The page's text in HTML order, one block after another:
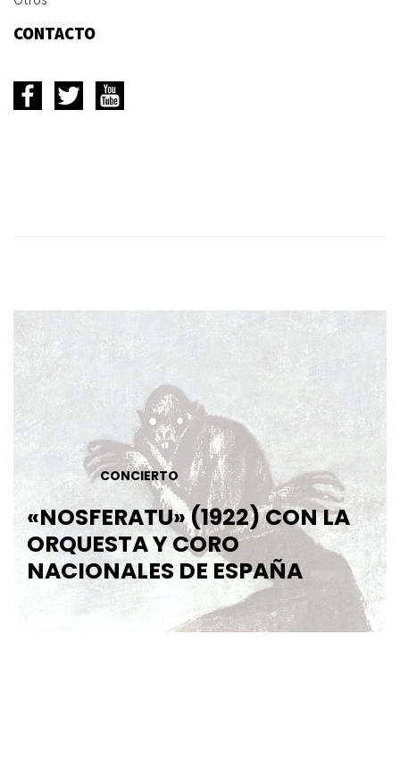
CONTACTO
CONCIERTO
«NOSFERATU» (1922) CON LA
ORQUESTA Y CORO
NACIONALES DE ESPAÑA